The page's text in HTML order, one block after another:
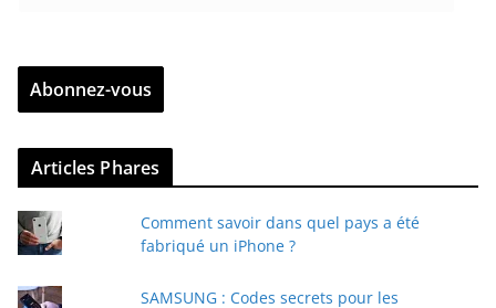
r
z
v
r
e
e
Abonnez-vous
Articles Phares
Comment savoir dans quel pays a été
fabriqué un iPhone ?
SAMSUNG : Codes secrets pour les